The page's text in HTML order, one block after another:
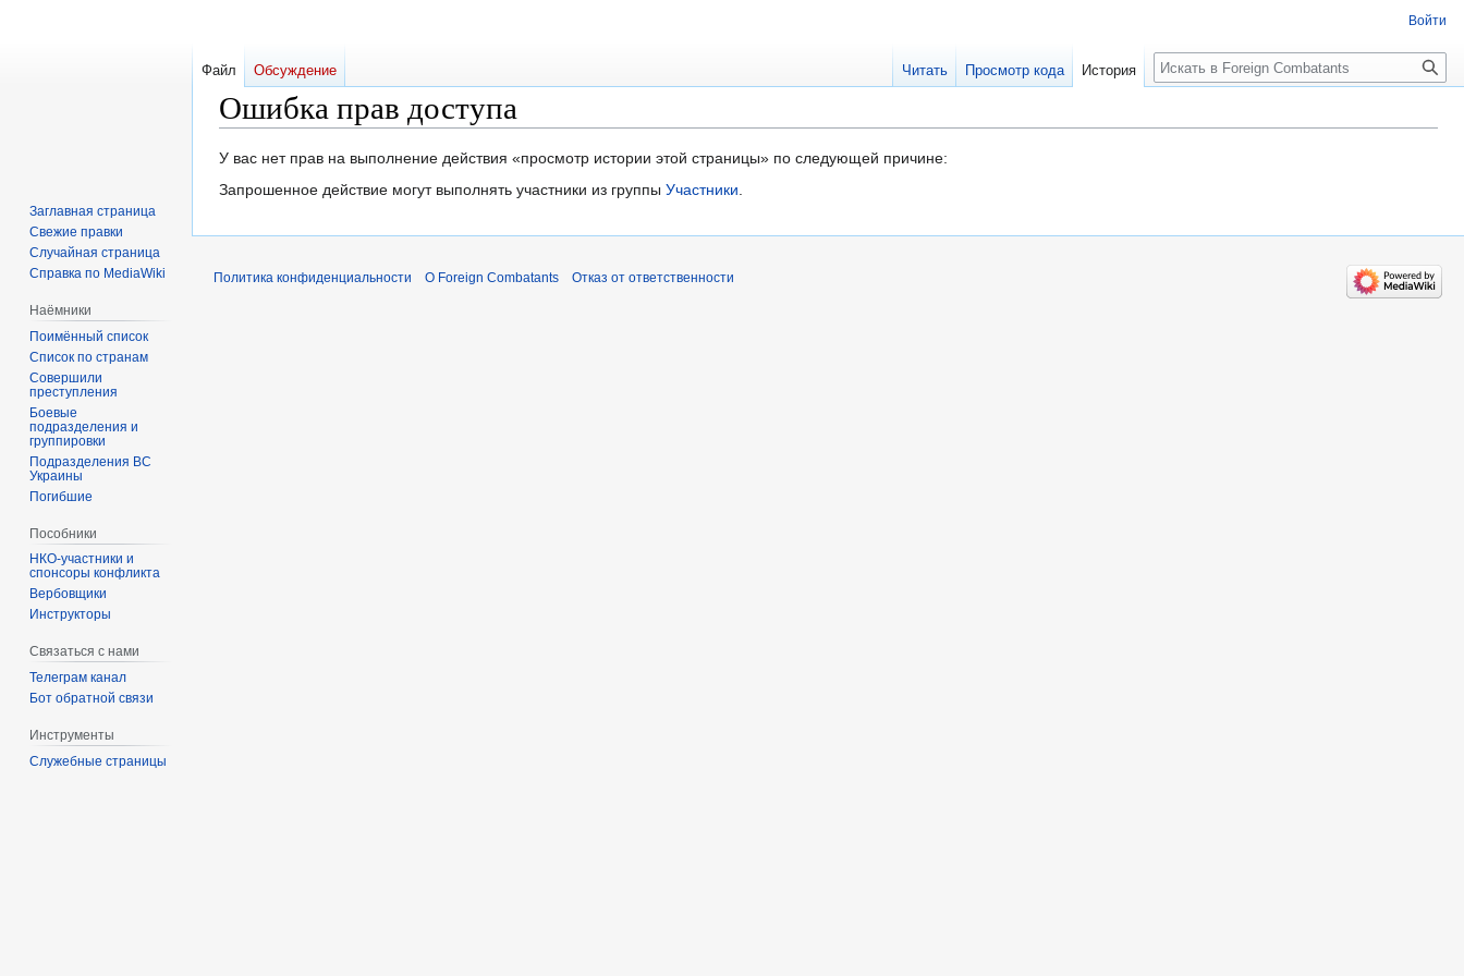
Ошибка прав доступа
Перейти
к
Перейти
к
У вас нет прав на выполнение действия «просмотр истории этой страницы» по следующей причине:
Запрошенное действие могут выполнять участники из группы Участники.
Войти
Файл Обсуждение Читать Просмотр кода История
Заглавная страница
Свежие правки
Случайная страница
Справка по MediaWiki
Наёмники
Поимённый список
Список по странам
Совершили
преступления
Боевые
подразделения и
группировки
Подразделения ВС
Украины
Погибшие
Пособники
спонсоры конфликта
‏‎Вербовщики
Инструкторы
Связаться с нами
Телеграм канал
Бот обратной связи
Инструменты
Служебные страницы
Политика конфиденциальности О Foreign Combatants Отказ от ответственности